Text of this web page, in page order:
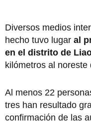
Diversos medios
hecho tuvo lugar al
en el distrito de
kilómetros al
Al menos 22
tres han resultado
confirmación de las